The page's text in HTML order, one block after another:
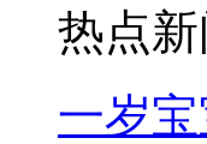
热点新
一岁